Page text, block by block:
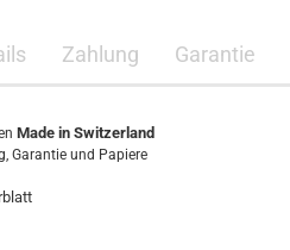
Zahlung Garantie
Made in Switzerland
Garantie und Papiere